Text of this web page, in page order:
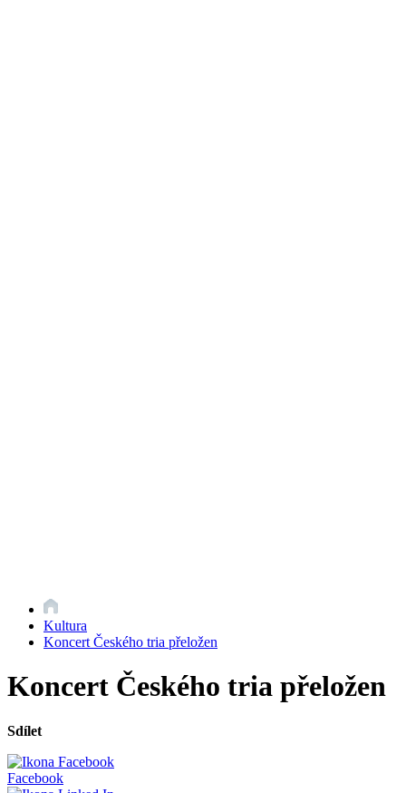
Kultura
Koncert Českého tria přeložen
Koncert Českého tria přeložen
Sdílet
Facebook